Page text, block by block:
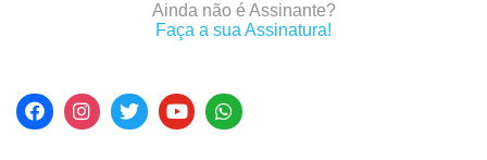
Ainda não é Assinante?
Faça a sua Assinatura!